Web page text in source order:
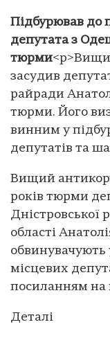
Підбурював до
депутата з
тюрми
засудив
райради
тюрми. Його
винним у
депутатів та
Вищий
років тюрми
Дністровської
області
обвинувачують
місцевих
посиланням на
Деталі